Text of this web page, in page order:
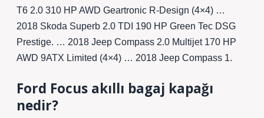
T6 2.0 310 HP AWD Geartronic R-Design (4×4) …
2018 Skoda Superb 2.0 TDI 190 HP Green Tec DSG
Prestige. … 2018 Jeep Compass 2.0 Multijet 170 HP
AWD 9ATX Limited (4×4) … 2018 Jeep Compass 1.
Ford Focus akıllı bagaj kapağı
nedir?